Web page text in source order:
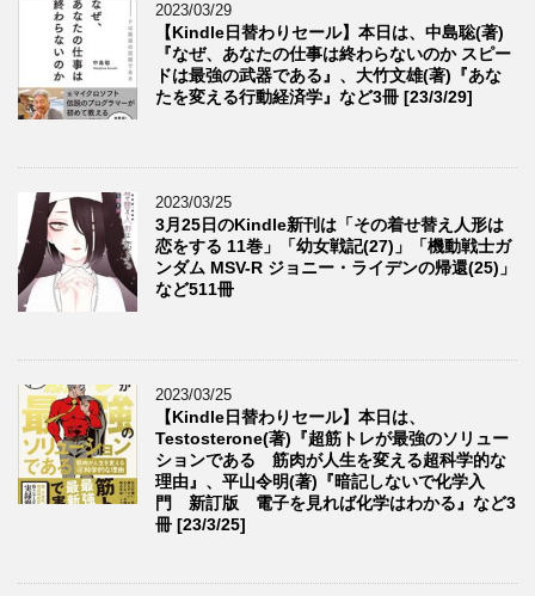
2023/03/29
【Kindle日替わりセール】本日は、中島聡(著)
『なぜ、あなたの仕事は終わらないのか スピー
ドは最強の武器である』、大竹文雄(著)『あな
たを変える行動経済学』など3冊 [23/3/29]
2023/03/25
3月25日のKindle新刊は「その着せ替え人形は
恋をする 11巻」「幼女戦記(27)」「機動戦士ガ
ンダム MSV-R ジョニー・ライデンの帰還(25)」
など511冊
2023/03/25
【Kindle日替わりセール】本日は、
Testosterone(著)『超筋トレが最強のソリュー
ションである 筋肉が人生を変える超科学的な
理由』、平山令明(著)『暗記しないで化学入
門 新訂版 電子を見れば化学はわかる』など3
冊 [23/3/25]